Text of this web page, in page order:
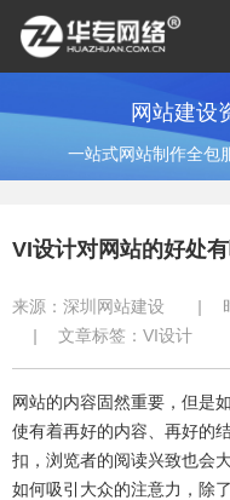
网站建设
一站式网站制作全包
VI设计对网站的好处
来源： 深圳网站建设 |
|
文章标签： VI设计
网站的内容固然重要，但是
使有着再好的内容、再好的
扣，浏览者的阅读兴致也会
如何吸引大众的注意力，除